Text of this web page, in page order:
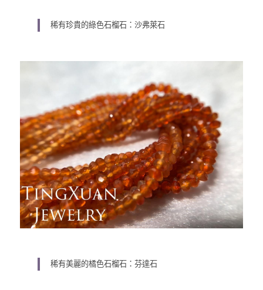
稀有珍貴的綠色石榴石：沙弗萊石
稀有美麗的橘色石榴石：芬達石